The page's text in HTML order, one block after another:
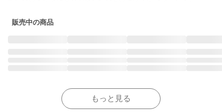
販売中の商品
もっと見る